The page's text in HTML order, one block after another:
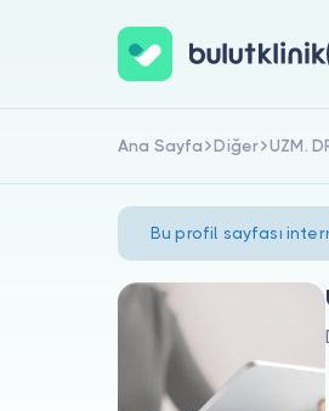
Ana Sayfa Diğer UZM.
Bu profil sayfası